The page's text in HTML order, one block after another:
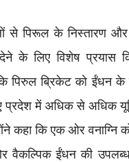
से पिरूल के निस्तारण
देने के लिए विशेष प्रयास
पिरुल ब्रिकेट को ईंधन
प्रदेश में अधिक से अधिक
कहा कि एक ओर वनाग्नि
वैकल्पिक ईंधन की